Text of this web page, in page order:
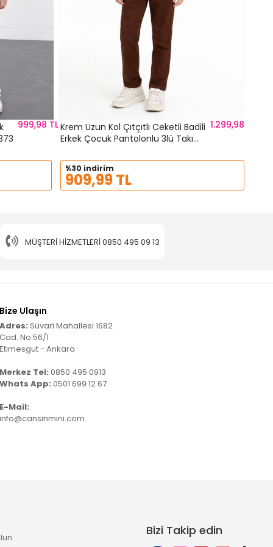
Takım 23373
999,98 TLKrem Uzun Kol Çıtçıtlı Ceketli Badili
Erkek Çocuk Pantolonlu 3lü Takım
1.299,98 TL
%30 indirim
909,99 TL
MÜŞTERI HIZMETLERI0850 495 09 13
Bize Ulaşın
Adres: Süvari Mahallesi 1682
Cad. No:56/1
Etimesgut - Ankara
Merkez Tel: 0850 495 0913
Whats App: 0501 699 12 67
E-Mail:
info@cansinmini.com
Bizi Takip edin